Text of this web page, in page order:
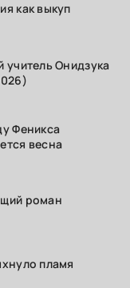
как выкуп
учитель Онидзука
Феникса
весна
роман
пламя